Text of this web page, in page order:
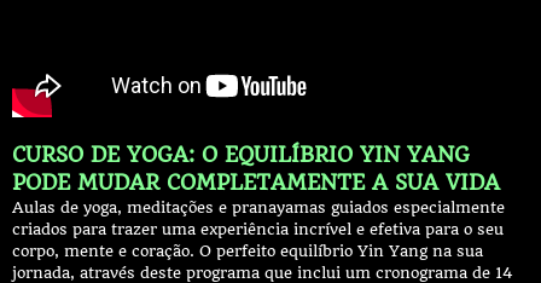
CURSO DE YOGA: O EQUILÍBRIO YIN YANG
PODE MUDAR COMPLETAMENTE A SUA VIDA
Aulas de yoga, meditações e pranayamas guiados especialmente
criados para trazer uma experiência incrível e efetiva para o seu
corpo, mente e coração. O perfeito equilíbrio Yin Yang na sua
jornada, através deste programa que inclui um cronograma de 14